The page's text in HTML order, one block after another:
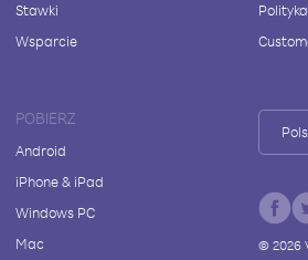
Stawki
Wsparcie
POBIERZ
Android
iPhone & iPad
Windows PC
Mac
© 2026